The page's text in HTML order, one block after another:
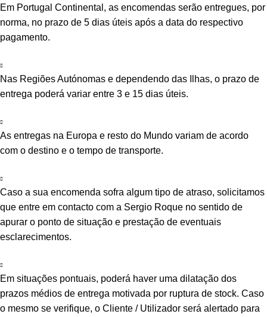
Em Portugal Continental, as encomendas serão entregues, por
norma, no prazo de 5 dias úteis após a data do respectivo
pagamento.
Nas Regiões Autónomas e dependendo das Ilhas, o prazo de
entrega poderá variar entre 3 e 15 dias úteis.
As entregas na Europa e resto do Mundo variam de acordo
com o destino e o tempo de transporte.
Caso a sua encomenda sofra algum tipo de atraso, solicitamos
que entre em contacto com a Sergio Roque no sentido de
apurar o ponto de situação e prestação de eventuais
esclarecimentos.
Em situações pontuais, poderá haver uma dilatação dos
prazos médios de entrega motivada por ruptura de stock. Caso
o mesmo se verifique, o Cliente / Utilizador será alertado para